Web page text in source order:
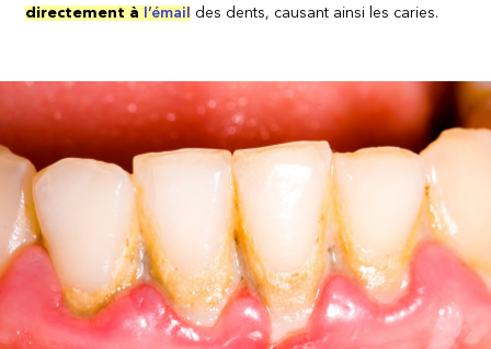
directement à
l’émail des dents, causant ainsi les caries.